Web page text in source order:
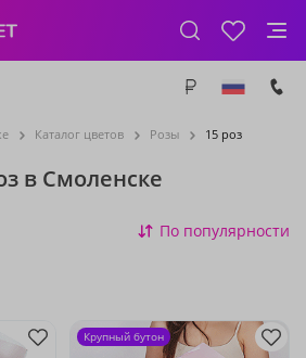
Каталог цветов Розы 15 роз
в Смоленске
По популярности
Крупный бутон